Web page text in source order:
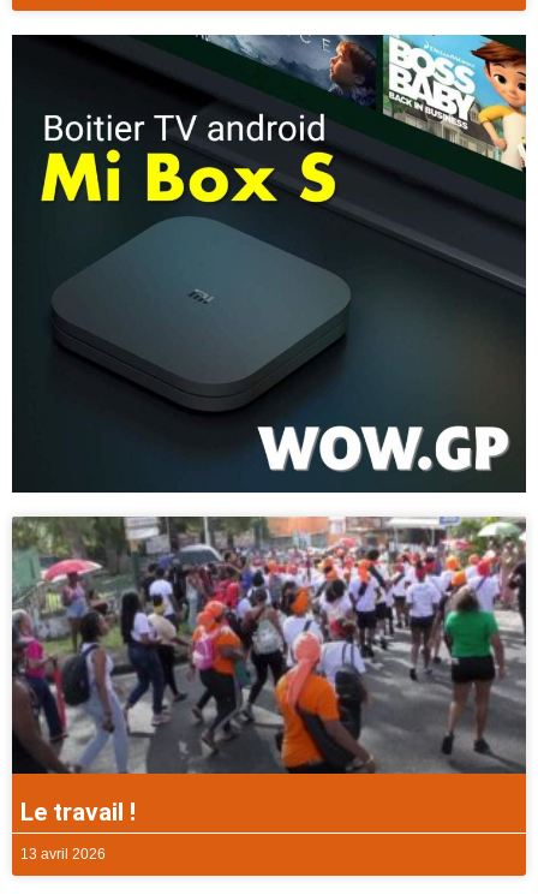
Le travail !
13 avril 2026